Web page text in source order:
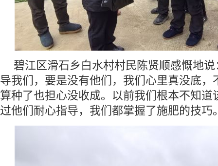
碧江区滑石乡白水村村民陈贤顺感慨地
导我们，要是没有他们，我们心里真没底，
算种了也担心没收成。以前我们根本不知道
过他们耐心指导，我们都掌握了施肥的技巧